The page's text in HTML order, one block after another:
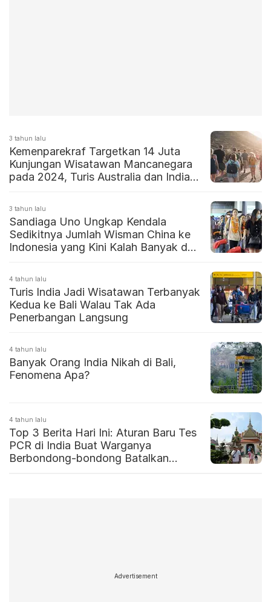
3 tahun lalu
Kemenparekraf Targetkan 14 Juta
Kunjungan Wisatawan Mancanegara
pada 2024, Turis Australia dan India
3 tahun lalu
Sandiaga Uno Ungkap Kendala
Sedikitnya Jumlah Wisman China ke
Indonesia yang Kini Kalah Banyak dari
4 tahun lalu
Turis India Jadi Wisatawan Terbanyak
Kedua ke Bali Walau Tak Ada
Penerbangan Langsung
4 tahun lalu
Banyak Orang India Nikah di Bali,
Fenomena Apa?
4 tahun lalu
Top 3 Berita Hari Ini: Aturan Baru Tes
PCR di India Buat Warganya
Berbondong-bondong Batalkan
Advertisement